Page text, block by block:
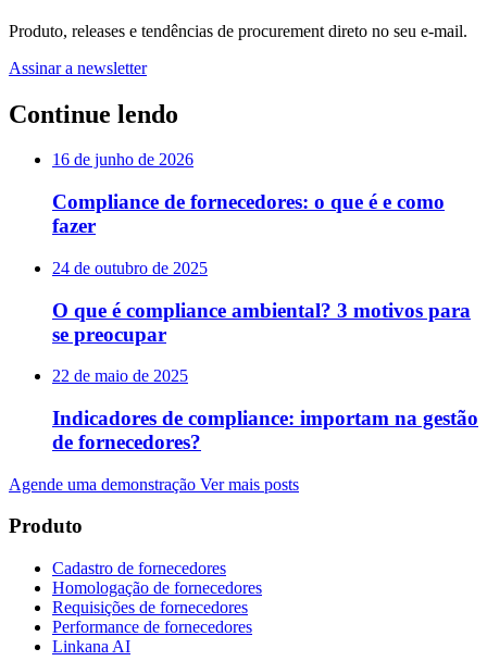
Produto, releases e tendências de procurement direto no seu e-mail.
Assinar a newsletter
Continue lendo
16 de junho de 2026
Compliance de fornecedores: o que é e como
fazer
24 de outubro de 2025
O que é compliance ambiental? 3 motivos para
se preocupar
22 de maio de 2025
Indicadores de compliance: importam na gestão
de fornecedores?
Agende uma demonstração Ver mais posts
Produto
Cadastro de fornecedores
Homologação de fornecedores
Requisições de fornecedores
Performance de fornecedores
Linkana AI